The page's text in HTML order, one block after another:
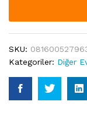
SKU:
Kategoriler: Diğer